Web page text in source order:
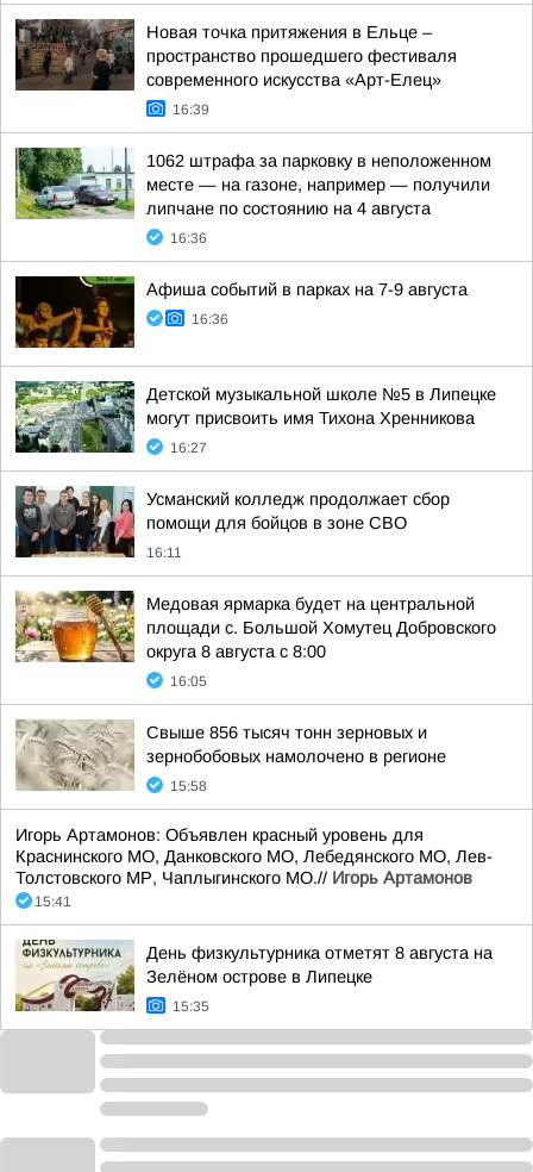
Новая точка притяжения в Ельце –
пространство прошедшего фестиваля
современного искусства «Арт-Елец»
16:39
1062 штрафа за парковку в неположенном
месте — на газоне, например — получили
липчане по состоянию на 4 августа
16:36
Афиша событий в парках на 7-9 августа
16:36
Детской музыкальной школе №5 в Липецке
могут присвоить имя Тихона Хренникова
16:27
Усманский колледж продолжает сбор
помощи для бойцов в зоне СВО
16:11
Медовая ярмарка будет на центральной
площади с. Большой Хомутец Добровского
округа 8 августа с 8:00
16:05
Свыше 856 тысяч тонн зерновых и
зернобобовых намолочено в регионе
15:58
Игорь Артамонов: Объявлен красный уровень для
Краснинского МО, Данковского МО, Лебедянского МО, Лев-
Толстовского МР, Чаплыгинского МО.// Игорь Артамонов
15:41
День физкультурника отметят 8 августа на
Зелёном острове в Липецке
15:35